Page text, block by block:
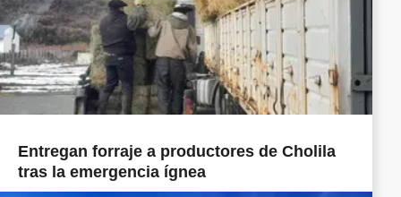
Entregan forraje a productores de Cholila
tras la emergencia ígnea